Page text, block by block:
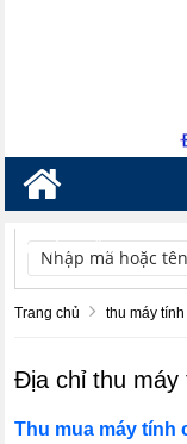
TÌM KIẾM
Trang chủ thu máy tính
Địa chỉ thu máy
Thu mua máy tính